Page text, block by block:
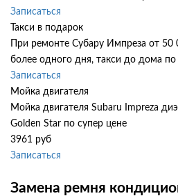
Записаться
Такси в подарок
При ремонте Субару Импреза от
более одного дня, такси до дома
Записаться
Мойка двигателя
Мойка двигателя Subaru Impreza
Golden Star по супер цене
3961 руб
Записаться
Замена ремня